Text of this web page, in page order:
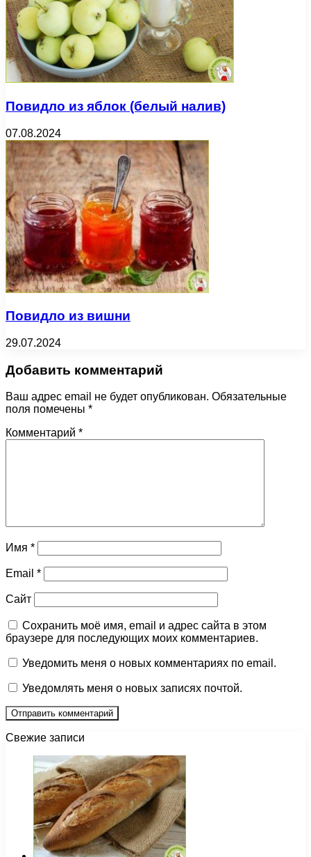
Повидло из яблок (белый налив)
07.08.2024
Повидло из вишни
29.07.2024
Добавить комментарий
Ваш адрес email не будет опубликован. Обязательные
поля помечены *
Комментарий *
Имя *
Email *
Сайт
Сохранить моё имя, email и адрес сайта в этом
браузере для последующих моих комментариев.
Уведомить меня о новых комментариях по email.
Уведомлять меня о новых записях почтой.
Свежие записи